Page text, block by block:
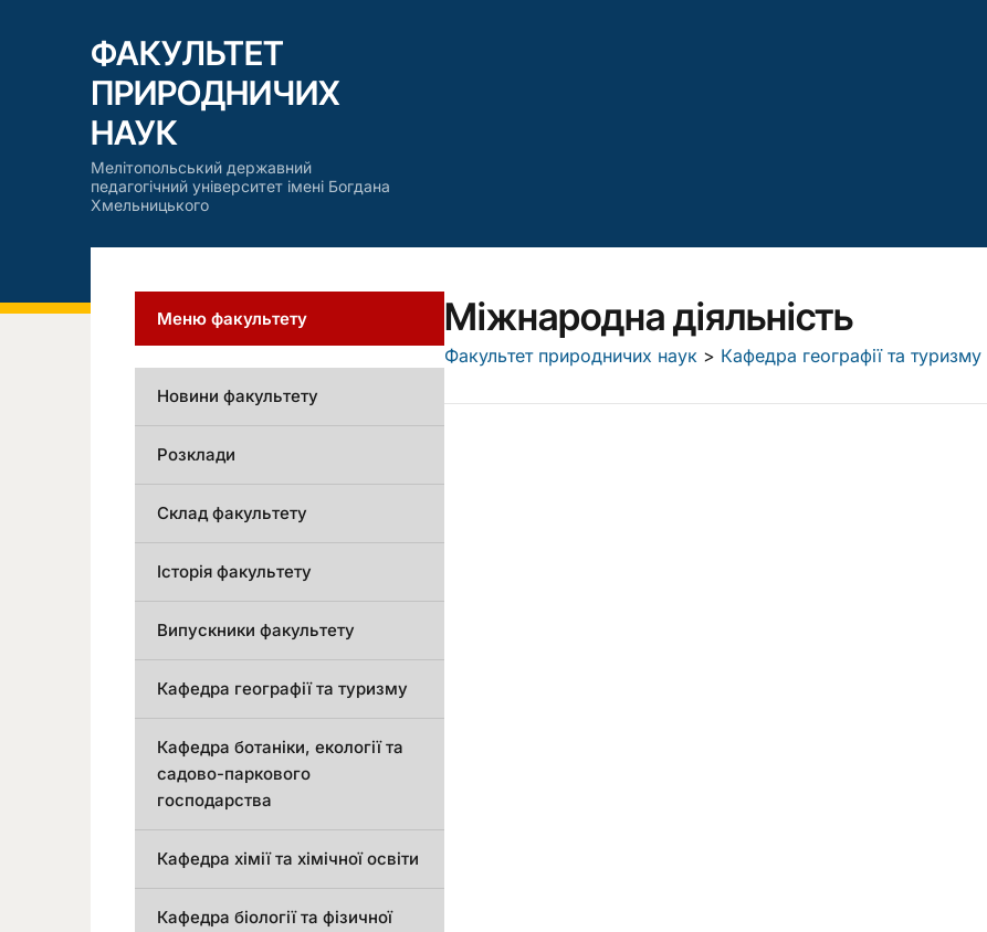
ФАКУЛЬТЕТ
ПРИРОДНИЧИХ
НАУК
Мелітопольський державний
педагогічний університет імені Богдана
Хмельницького
Міжнародна діяльність
Факультет природничих наук > Кафедра географії та туризму
Меню факультету
Новини факультету
Розклади
Склад факультету
Історія факультету
Випускники факультету
Кафедра географії та туризму
Кафедра ботаніки, екології та
садово-паркового
господарства
Кафедра хімії та хімічної освіти
Кафедра біології та фізичної